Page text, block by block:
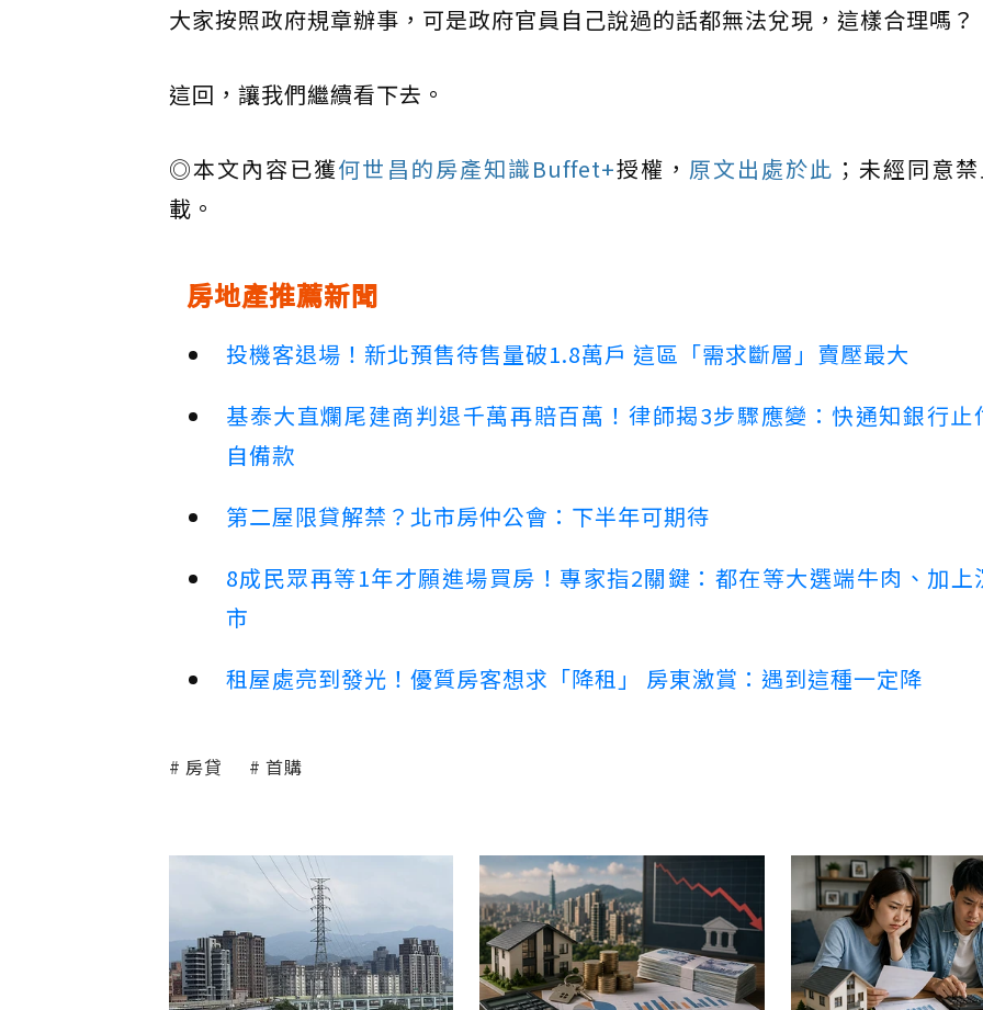
大家按照政府規章辦事，可是政府官員自己說過的話都無法兌現，這樣合理嗎？
這回，讓我們繼續看下去。
◎本文內容已獲何世昌的房產知識Buffet+授權， 原文出處於此 ；未經同意
載。
房地產推薦新聞
投機客退場！新北預售待售量破1.8萬戶 這區「需求斷層」賣壓最大
基泰大直爛尾建商判退千萬再賠百萬！律師揭3步驟應變：快通知銀行止
自備款
第二屋限貸解禁？北市房仲公會：下半年可期待
8成民眾再等1年才願進場買房！專家指2關鍵：都在等大選端牛肉、加上
市
租屋處亮到發光！優質房客想求「降租」 房東激賞：遇到這種一定降
房貸 首購